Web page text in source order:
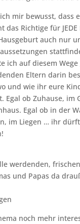
mir bewusst, dass
das Richtige für
auch nur
ich auf diesem
Eltern darin
und wie ihr eure
Egal ob Zuhause, im
Egal ob in der
im Liegen … ihr
werdenden,
und Papas da
noch mehr